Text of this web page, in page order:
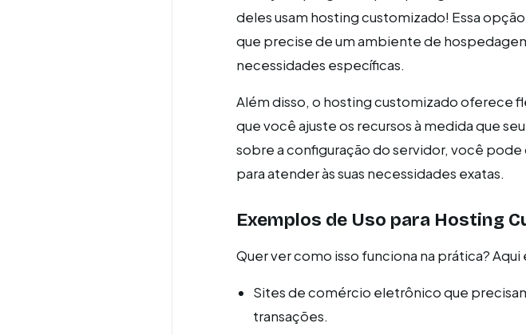
deles usam hosting customizado! Essa
que precise de um ambiente de
necessidades específicas.
Além disso, o hosting customizado oferece
que você ajuste os recursos à medida que
sobre a configuração do servidor, você
para atender às suas necessidades exatas.
Exemplos de Uso para Hosting
Quer ver como isso funciona na prática?
Sites de comércio eletrônico que
transações.